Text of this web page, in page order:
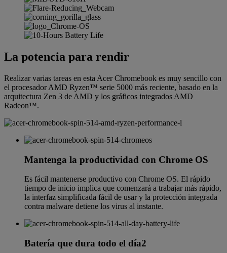
La potencia para rendir
Realizar varias tareas en esta Acer Chromebook es muy sencillo con
el procesador AMD Ryzen™ serie 5000 más reciente, basado en la
arquitectura Zen 3 de AMD y los gráficos integrados AMD
Radeon™.
Mantenga la productividad con Chrome OS
Es fácil mantenerse productivo con Chrome OS. El rápido
tiempo de inicio implica que comenzará a trabajar más rápido,
la interfaz simplificada fácil de usar y la protección integrada
contra malware detiene los virus al instante.
Batería que dura todo el día2